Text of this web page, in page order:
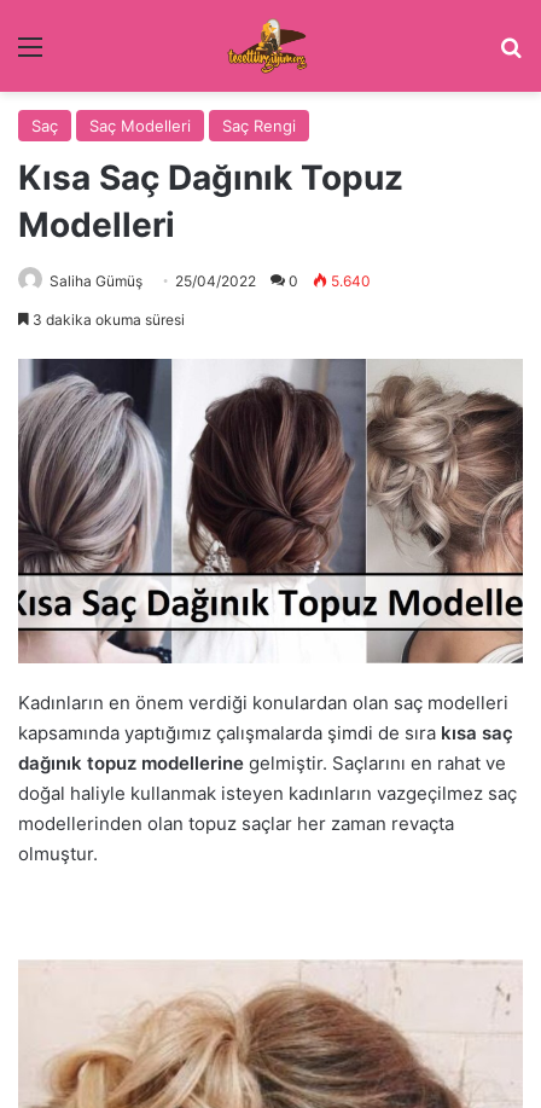
Menü
Saç Saç Modelleri Saç Rengi
Kısa Saç Dağınık Topuz
Modelleri
Saliha Gümüş 25/04/2022 0 5.640
3 dakika okuma süresi
Kadınların en önem verdiği konulardan olan saç modelleri
kapsamında yaptığımız çalışmalarda şimdi de sıra kısa saç
dağınık topuz modellerine gelmiştir. Saçlarını en rahat ve
doğal haliyle kullanmak isteyen kadınların vazgeçilmez saç
modellerinden olan topuz saçlar her zaman revaçta
olmuştur.